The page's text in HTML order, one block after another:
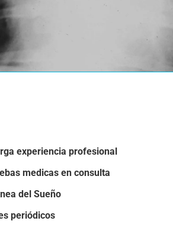
experiencia profesional
medicas en consulta
del Sueño
periódicos